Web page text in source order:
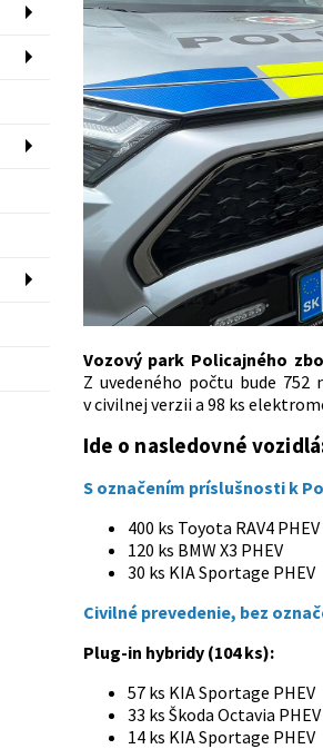
Vozový park Policajného
Z uvedeného počtu bude
v civilnej verzii a 98 ks
Ide o nasledovné
S označením príslušnosti k
400 ks Toyota RAV4 PHEV
120 ks BMW X3 PHEV
30 ks KIA Sportage PHEV
Civilné prevedenie, bez
Plug-in hybridy (104 ks):
57 ks KIA Sportage PHEV
33 ks Škoda Octavia PHEV
14 ks KIA Sportage PHEV